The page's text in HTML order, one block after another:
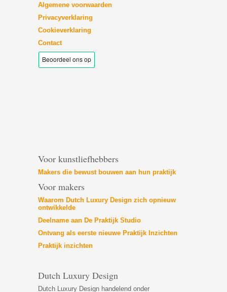
Algemene voorwaarden
Privacyverklaring
Cookieverklaring
Contact
Voor kunstliefhebbers
Makers die bewust bouwen aan hun praktijk
Voor makers
Waarom Dutch Luxury Design zich opnieuw
ontwikkelde
Deelname aan De Praktijk Studio
Ontvang als eerste nieuwe Praktijk Inzichten
Praktijk inzichten
Dutch Luxury Design
Dutch Luxury Design handelend onder